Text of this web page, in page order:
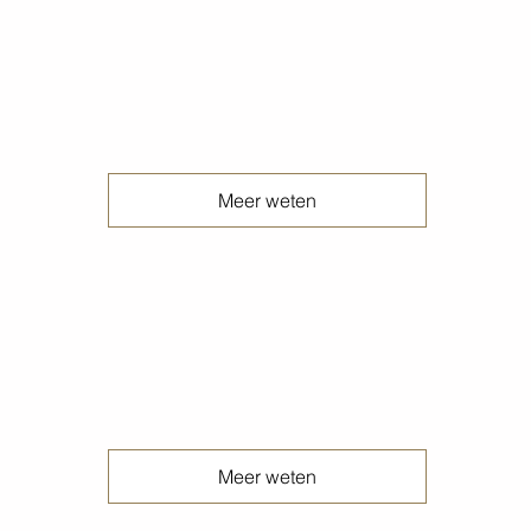
Meer weten
Meer weten